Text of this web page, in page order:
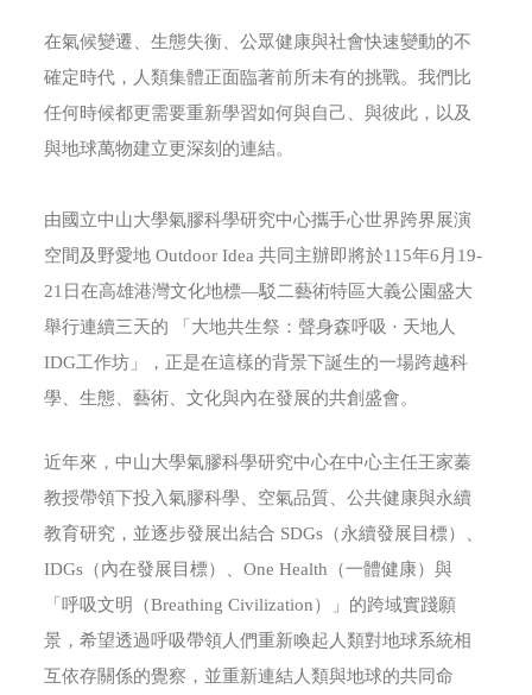
在氣候變遷、生態失衡、公眾健康與社會快速變動的不
確定時代，人類集體正面臨著前所未有的挑戰。我們比
任何時候都更需要重新學習如何與自己、與彼此，以及
與地球萬物建立更深刻的連結。
由國立中山大學氣膠科學研究中心攜手心世界跨界展演
空間及野愛地 Outdoor Idea 共同主辦即將於115年6月19-
21日在高雄港灣文化地標—駁二藝術特區大義公園盛大
舉行連續三天的 「大地共生祭：聲身森呼吸 · 天地人
IDG工作坊」，正是在這樣的背景下誕生的一場跨越科
學、生態、藝術、文化與內在發展的共創盛會。
近年來，中山大學氣膠科學研究中心在中心主任王家蓁
教授帶領下投入氣膠科學、空氣品質、公共健康與永續
教育研究，並逐步發展出結合 SDGs（永續發展目標）、
IDGs（內在發展目標）、One Health（一體健康）與
「呼吸文明（Breathing Civilization）」的跨域實踐願
景，希望透過呼吸帶領人們重新喚起人類對地球系統相
互依存關係的覺察，並重新連結人類與地球的共同命